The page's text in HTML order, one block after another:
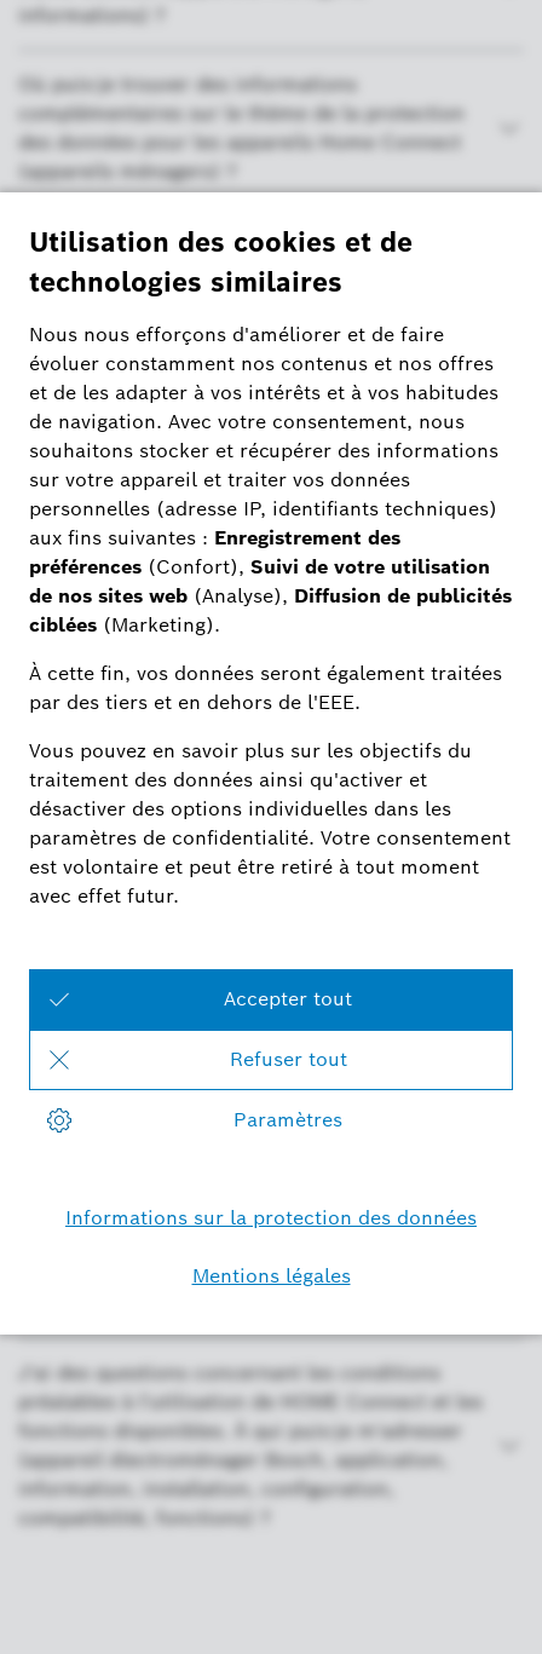
informations) ?
Où puis-je trouver des informations
complémentaires sur le thème de la protection
des données pour les appareils Home Connect
(appareils ménagers) ?
Quels sont les préparatifs à effectuer
systématiquement lors d'un démarrage à distance
de mes appareils ménagers Bosch (Home
Connect, réglages, conditions préalables) ?
Pourquoi ne puis-je pas modifier l'heure de
démarrage à ma guise (appareils ménagers, Home
Connect, paramètres) ?
Pourquoi l'application Bosch Smart Home et
l'application Home Connect ne disposent-elles
pas des mêmes fonctionnalités (appareils
ménagers, informations, fonctions) ?
Quelles sont les conditions préalables à
l'intégration de mon appareil ménager Bosch
(également HOME Connect, installation) ?
J'ai démarré mon appareil ménager Bosch.
Pourquoi ne puis-je pas voir ce statut dans
l'application Smart Home (Home Connect,
Paramètres, Informations, Démarrage à distance)
Je ne peux pas commander mon appareil
Que puis-je faire (Home Connect, accès App,
tout moment (Home Connect, appareils ménagers
J'ai des questions concernant les conditions
préalables à l'utilisation de HOME Connect et les
fonctions disponibles. À qui puis-je m'adresser
(appareil électroménager Bosch, application,
information, installation, configuration,
compatibilité, fonctions) ?